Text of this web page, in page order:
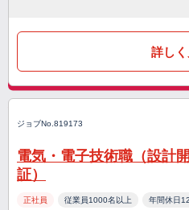
詳し
ジョブNo.819173
電気・電子技術職（設計
証）
正社員 従業員1000名以上 年間休日